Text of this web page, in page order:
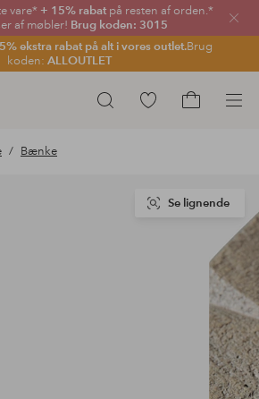
vare* + 15% rabatpå resten af orden.*
af møbler! Brug koden: 3015
ekstra rabat på alt i vores outlet.Brug
koden: ALLOUTLET
Luk
Søg
Gå
Bænke
Se lignende